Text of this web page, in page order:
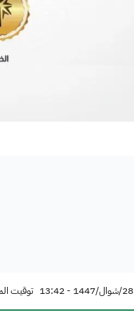
28/شوال/1447 - 13:42 توقيت